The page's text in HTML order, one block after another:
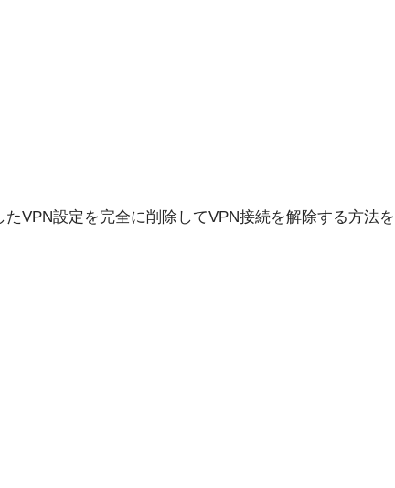
VPN設定を完全に削除してVPN接続を解除する方法を